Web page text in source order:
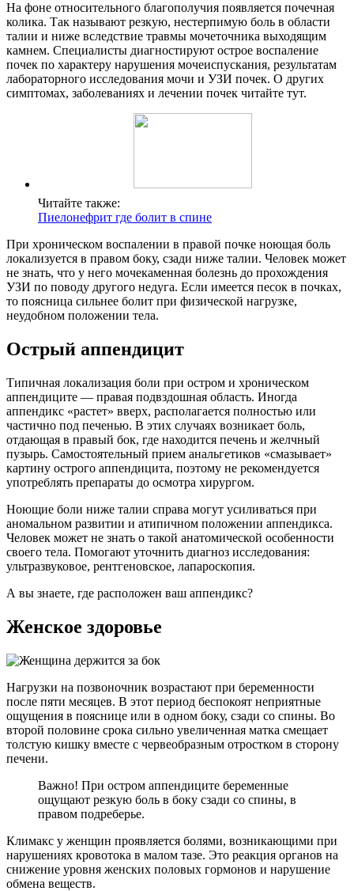
На фоне относительного благополучия появляется почечная
колика. Так называют резкую, нестерпимую боль в области
талии и ниже вследствие травмы мочеточника выходящим
камнем. Специалисты диагностируют острое воспаление
почек по характеру нарушения мочеиспускания, результатам
лабораторного исследования мочи и УЗИ почек. О других
симптомах, заболеваниях и лечении почек читайте тут.
Читайте также:
Пиелонефрит где болит в спине
При хроническом воспалении в правой почке ноющая боль
локализуется в правом боку, сзади ниже талии. Человек может
не знать, что у него мочекаменная болезнь до прохождения
УЗИ по поводу другого недуга. Если имеется песок в почках,
то поясница сильнее болит при физической нагрузке,
неудобном положении тела.
Острый аппендицит
Типичная локализация боли при остром и хроническом
аппендиците — правая подвздошная область. Иногда
аппендикс «растет» вверх, располагается полностью или
частично под печенью. В этих случаях возникает боль,
отдающая в правый бок, где находится печень и желчный
пузырь. Самостоятельный прием анальгетиков «смазывает»
картину острого аппендицита, поэтому не рекомендуется
употреблять препараты до осмотра хирургом.
Ноющие боли ниже талии справа могут усиливаться при
аномальном развитии и атипичном положении аппендикса.
Человек может не знать о такой анатомической особенности
своего тела. Помогают уточнить диагноз исследования:
ультразвуковое, рентгеновское, лапароскопия.
А вы знаете, где расположен ваш аппендикс?
Женское здоровье
Нагрузки на позвоночник возрастают при беременности
после пяти месяцев. В этот период беспокоят неприятные
ощущения в пояснице или в одном боку, сзади со спины. Во
второй половине срока сильно увеличенная матка смещает
толстую кишку вместе с червеобразным отростком в сторону
печени.
Важно! При остром аппендиците беременные
ощущают резкую боль в боку сзади со спины, в
правом подреберье.
Климакс у женщин проявляется болями, возникающими при
нарушениях кровотока в малом тазе. Это реакция органов на
снижение уровня женских половых гормонов и нарушение
обмена веществ.